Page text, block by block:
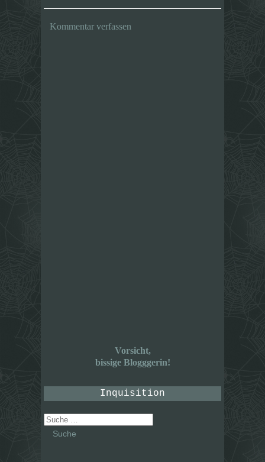
Kommentar verfassen
Vorsicht,
bissige Blogggerin!
Inquisition
Suche
nach: